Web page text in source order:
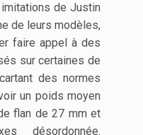
de Justin
de leurs modèles,
faire appel à des
sur certaines de
des normes
un poids moyen
flan de 27 mm et
désordonnée.